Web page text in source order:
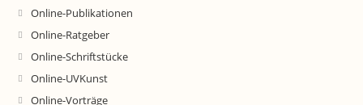
Online-Publikationen
Online-Ratgeber
Online-Schriftstücke
Online-UVKunst
Online-Vorträge